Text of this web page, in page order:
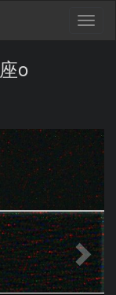
ο